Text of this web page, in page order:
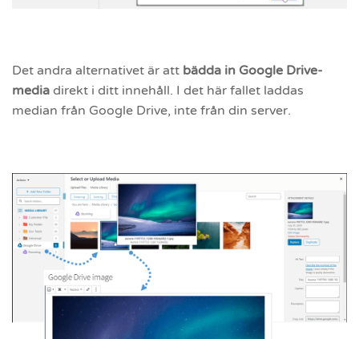
Det andra alternativet är att bädda in Google Drive-
media direkt i ditt innehåll. I det här fallet laddas
median från Google Drive, inte från din server.